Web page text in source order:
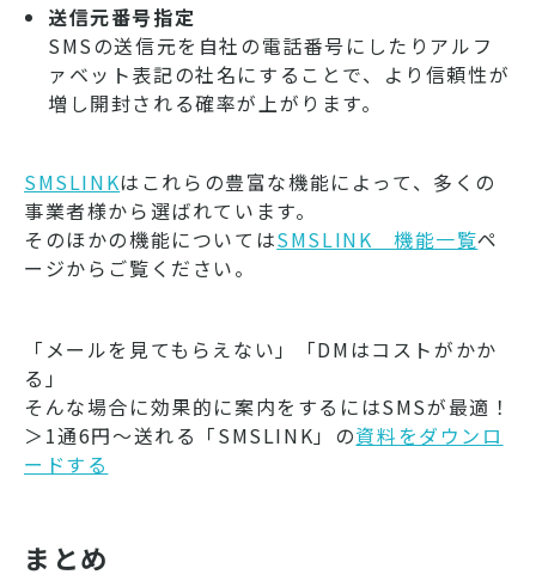
送信元番号指定
SMSの送信元を自社の電話番号にしたりアルフ
ァベット表記の社名にすることで、より信頼性が
増し開封される確率が上がります。
SMSLINKはこれらの豊富な機能によって、多くの
事業者様から選ばれています。
そのほかの機能についてはSMSLINK＿機能一覧ペ
ージからご覧ください。
「メールを見てもらえない」「DMはコストがかか
る」
そんな場合に効果的に案内をするにはSMSが最適！
＞1通6円～送れる「SMSLINK」の資料をダウンロ
ードする
まとめ